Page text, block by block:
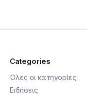
Categories
Όλες οι κατηγορίες
Ειδήσεις